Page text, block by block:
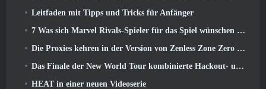
Leitfaden mit Tipps und Tricks für Anfänger
7 Was sich Marvel Rivals-Spieler für das Spiel wünschen 2026
Die Proxies kehren in der Version von Zenless Zone Zero endlich nach Hause in die Sixth Street zurück 2.6 Aktualisieren
Das Finale der New World Tour kombinierte Hackout- und Orbitallaser
HEAT in einer neuen Videoserie